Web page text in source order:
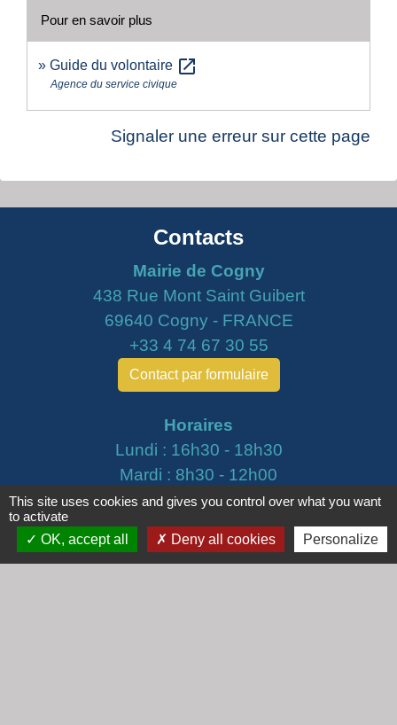
Pour en savoir plus
Guide du volontaire open_in_new
Agence du service civique
Signaler une erreur sur cette page
Contacts
Mairie de Cogny
438 Rue Mont Saint Guibert
69640 Cogny - FRANCE
+33 4 74 67 30 55
Contact par formulaire
Horaires
Lundi : 16h30 - 18h30
Mardi : 8h30 - 12h00
Mercredi : 9h00 - 12h00
Vendredi : 16h00 - 18h00
This site uses cookies and gives you control over what you want
to activate
OK, accept all
Deny all cookies Personalize